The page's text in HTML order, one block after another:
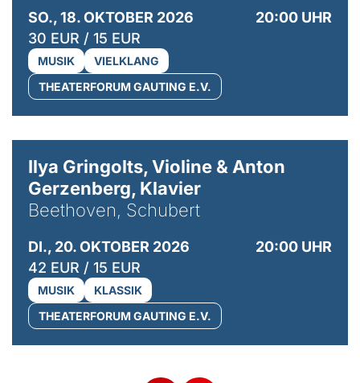
SO., 18. OKTOBER 2026
20:00 UHR
30 EUR / 15 EUR
MUSIK
VIELKLANG
THEATERFORUM GAUTING E.V.
Ilya Gringolts, Violine & Anton
Gerzenberg, Klavier
Beethoven, Schubert
DI., 20. OKTOBER 2026
20:00 UHR
42 EUR / 15 EUR
MUSIK
KLASSIK
THEATERFORUM GAUTING E.V.